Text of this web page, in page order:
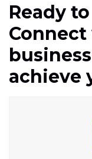
Ready
achieve